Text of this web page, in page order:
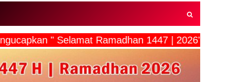
" Selamat Ramadhan 1447 | 2026"